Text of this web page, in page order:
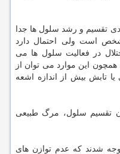
تقسیم و رشد سلول ها جدا
است ولی احتمال دارد
در فعالیت سلول ها می
این موارد می توان از
یا تابش بیش از اندازه اشعه
تقسیم سلول، مرگ طبیعی
شدند كه عدم توازن های